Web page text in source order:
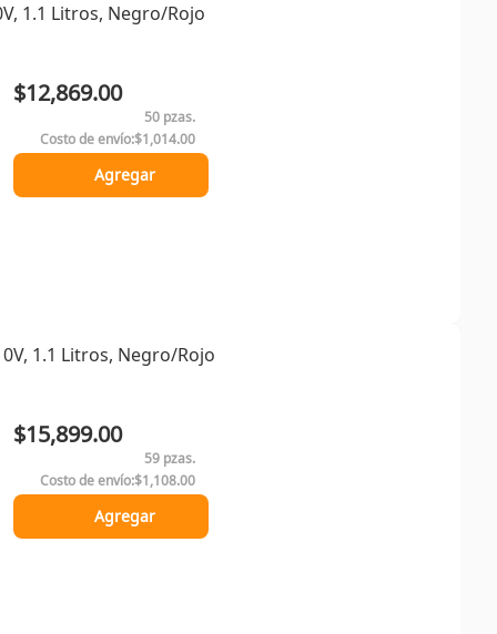
1.1 Litros, Negro/Rojo
$12,869.00
Costo de envío:$1,014.00
50 pzas.
Agregar
1.1 Litros, Negro/Rojo
$15,899.00
Costo de envío:$1,108.00
59 pzas.
Agregar